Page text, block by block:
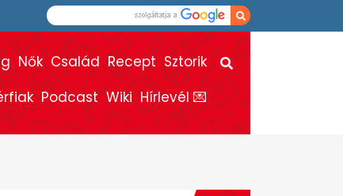
Nők Család Recept Sztorik
Podcast Wiki Hírlevél 💌